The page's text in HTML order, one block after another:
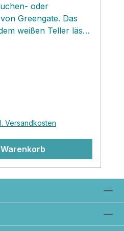
oder
Greengate. Das
weißen Teller lässt
bestens für diesen
Pluspunkt ergeben
neue
Versandkosten